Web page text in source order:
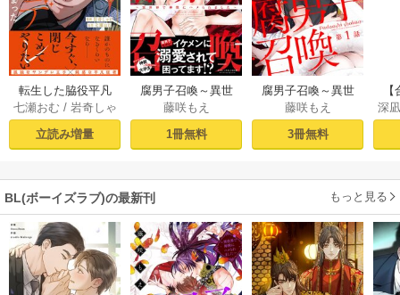
転生した脇役平凡
な僕は、美形第二
王子をヤンデレに
してしまった１
版】
七瀬おむ / 岩奇しゃ
立読み増量
腐男子召喚～異世
界で神獣にハメら
れました～ 【電子
コミック限定特典
藤咲もえ
1冊無料
腐男子召喚～異世
界で神獣にハメら
れました～ 分冊版
： 1
藤咲もえ
3冊無料
ラ
深
BL(ボーイズラブ)の最新刊 もっと見る